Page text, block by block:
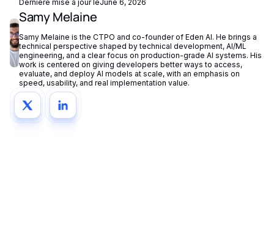
Mistral Large sont nettement moins chers avec une qualité
acceptable. L'approche pragmatique : router selon la
complexité de la tâche plutôt que de choisir un seul modèle
pour tout.
Dernière mise à jour leJune 6, 2026
Samy Melaine
Samy Melaine is the CTPO and co-founder of Eden AI. He brings a
technical perspective shaped by technical development, AI/ML
engineering, and a clear focus on production-grade AI systems. His
work is centered on giving developers better ways to access,
evaluate, and deploy AI models at scale, with an emphasis on
speed, usability, and real implementation value.